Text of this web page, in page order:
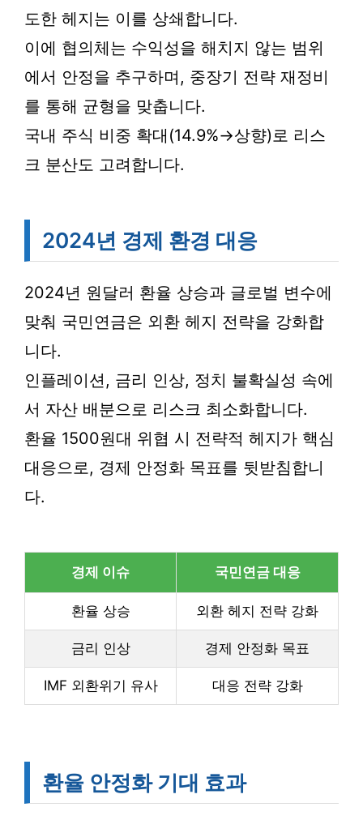
도한 헤지는 이를 상쇄합니다.
이에 협의체는 수익성을 해치지 않는 범위
에서 안정을 추구하며, 중장기 전략 재정비
를 통해 균형을 맞춥니다.
국내 주식 비중 확대(14.9%→상향)로 리스
크 분산도 고려합니다.
2024년 경제 환경 대응
2024년 원달러 환율 상승과 글로벌 변수에
맞춰 국민연금은 외환 헤지 전략을 강화합
니다.
인플레이션, 금리 인상, 정치 불확실성 속에
서 자산 배분으로 리스크 최소화합니다.
환율 1500원대 위협 시 전략적 헤지가 핵심
대응으로, 경제 안정화 목표를 뒷받침합니
다.
경제 이슈 국민연금 대응
환율 상승 외환 헤지 전략 강화
금리 인상 경제 안정화 목표
IMF 외환위기 유사 대응 전략 강화
환율 안정화 기대 효과